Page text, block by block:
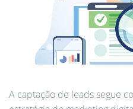
A captação de leads segue